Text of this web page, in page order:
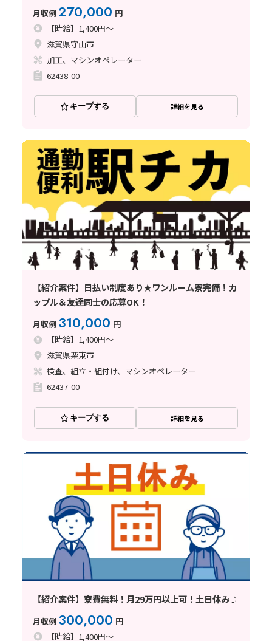
月収例270,000 円
【時給】1,400円～
滋賀県守山市
加工、マシンオペレーター
62438-00
キープする 詳細を見る
【紹介案件】日払い制度あり★ワンルーム寮完備！カ
ップル＆友達同士の応募OK！
月収例 310,000 円
【時給】1,400円～
滋賀県栗東市
検査、組立・組付け、マシンオペレーター
62437-00
キープする 詳細を見る
【紹介案件】寮費無料！月29万円以上可！土日休み♪
月収例 300,000 円
【時給】1,400円～